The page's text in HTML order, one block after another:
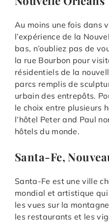
Au moins une fois dans
l’expérience de la
bas, n’oubliez pas de
la rue Bourbon pour
résidentiels de la
parcs remplis de
urbain des entrepôts.
le choix entre plusieurs
l’hôtel Peter and Paul
hôtels du monde.
Santa-Fe,
Santa-Fe est une ville
mondial et artistique
les vues sur la
les restaurants et les